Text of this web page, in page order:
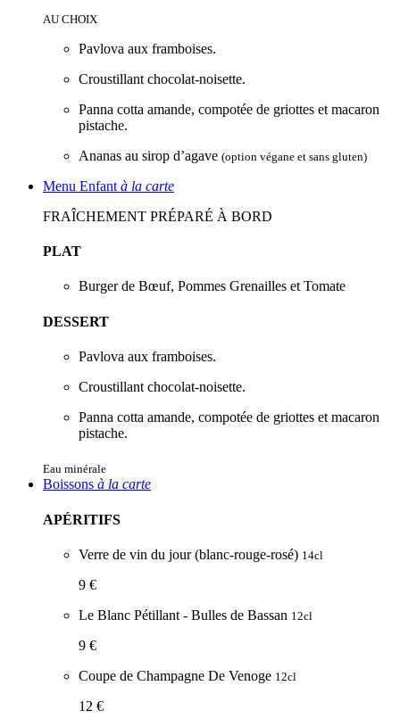
AU CHOIX
Pavlova aux framboises.
Croustillant chocolat-noisette.
Panna cotta amande, compotée de griottes et macaron
pistache.
Ananas au sirop d’agave (option végane et sans gluten)
Menu Enfant à la carte
FRAÎCHEMENT PRÉPARÉ À BORD
PLAT
Burger de Bœuf, Pommes Grenailles et Tomate
DESSERT
Pavlova aux framboises.
Croustillant chocolat-noisette.
Panna cotta amande, compotée de griottes et macaron
pistache.
Eau minérale
Boissons à la carte
APÉRITIFS
Verre de vin du jour (blanc-rouge-rosé) 14cl
9 €
Le Blanc Pétillant - Bulles de Bassan 12cl
9 €
Coupe de Champagne De Venoge 12cl
12 €